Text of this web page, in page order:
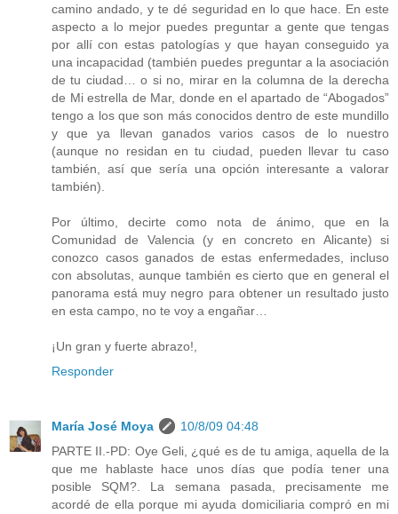
camino andado, y te dé seguridad en lo que hace. En este
aspecto a lo mejor puedes preguntar a gente que tengas
por allí con estas patologías y que hayan conseguido ya
una incapacidad (también puedes preguntar a la asociación
de tu ciudad… o si no, mirar en la columna de la derecha
de Mi estrella de Mar, donde en el apartado de “Abogados”
tengo a los que son más conocidos dentro de este mundillo
y que ya llevan ganados varios casos de lo nuestro
(aunque no residan en tu ciudad, pueden llevar tu caso
también, así que sería una opción interesante a valorar
también).
Por último, decirte como nota de ánimo, que en la
Comunidad de Valencia (y en concreto en Alicante) si
conozco casos ganados de estas enfermedades, incluso
con absolutas, aunque también es cierto que en general el
panorama está muy negro para obtener un resultado justo
en esta campo, no te voy a engañar…
¡Un gran y fuerte abrazo!,
Responder
María José Moya
10/8/09 04:48
PARTE II.-PD: Oye Geli, ¿qué es de tu amiga, aquella de la
que me hablaste hace unos días que podía tener una
posible SQM?. La semana pasada, precisamente me
acordé de ella porque mi ayuda domiciliaria compró en mi